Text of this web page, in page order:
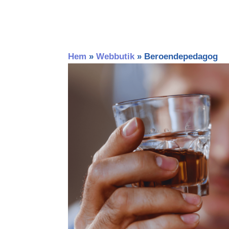
Hem »Webbutik » Beroendepedagog